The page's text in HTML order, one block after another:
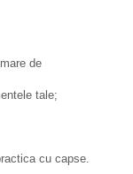
de
tale;
cu capse.